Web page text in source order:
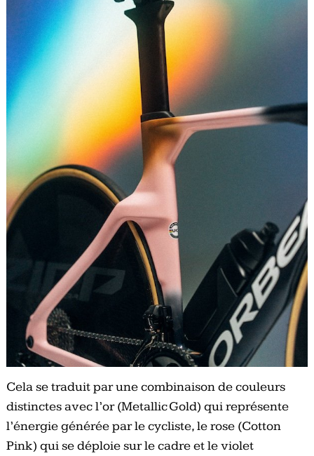
Cela se traduit par une combinaison de couleurs
distinctes avec l’or (Metallic Gold) qui représente
l’énergie générée par le cycliste, le rose (Cotton
Pink) qui se déploie sur le cadre et le violet